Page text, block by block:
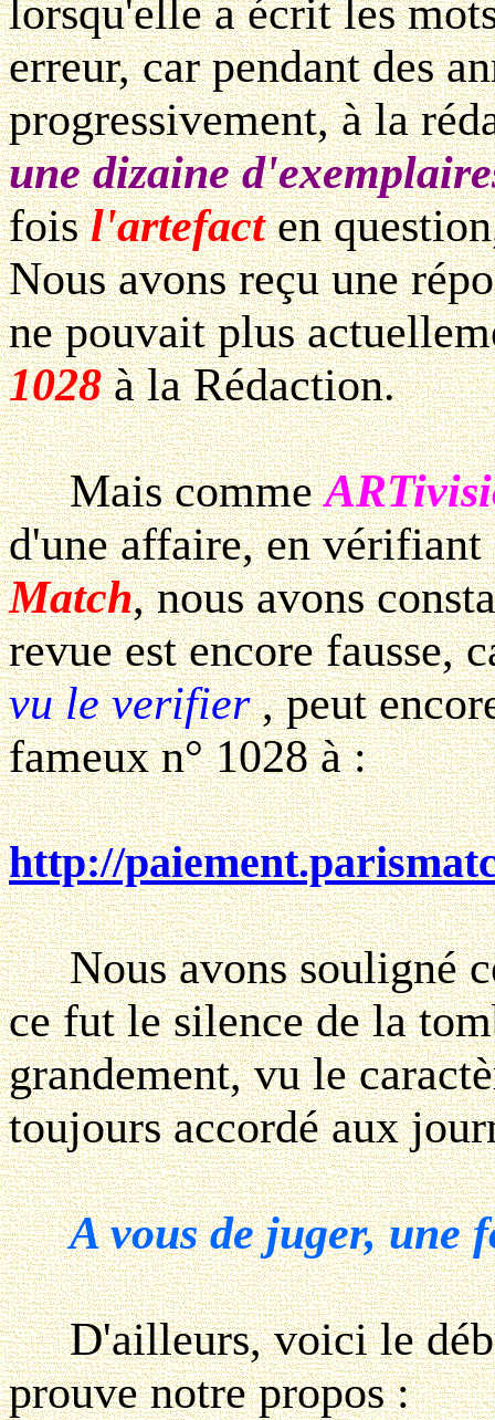
lorsqu'elle a écrit les
erreur, car pendant des
progressivement, à la
une dizaine
foisl'artefacten
Nous avons reçu une
ne pouvait plus
1028à la Rédaction.
Mais comme
d'une affaire, en
Match, nous avons
revue est encore fausse,
vu le verifier, peut
fameux n° 1028 à :
http://
Nous avons souligné
ce fut le silence de la
grandement, vu le
toujours accordé aux
A vous de juger, une
D'ailleurs, voici le
prouve notre propos :